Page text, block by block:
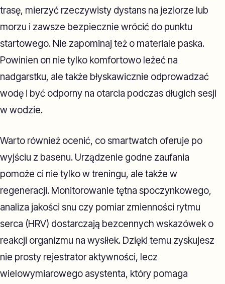
trasę, mierzyć rzeczywisty dystans na jeziorze lub
morzu i zawsze bezpiecznie wrócić do punktu
startowego. Nie zapominaj też o materiale paska.
Powinien on nie tylko komfortowo leżeć na
nadgarstku, ale także błyskawicznie odprowadzać
wodę i być odporny na otarcia podczas długich sesji
w wodzie.
Warto również ocenić, co smartwatch oferuje po
wyjściu z basenu. Urządzenie godne zaufania
pomoże ci nie tylko w treningu, ale także w
regeneracji. Monitorowanie tętna spoczynkowego,
analiza jakości snu czy pomiar zmienności rytmu
serca (HRV) dostarczają bezcennych wskazówek o
reakcji organizmu na wysiłek. Dzięki temu zyskujesz
nie prosty rejestrator aktywności, lecz
wielowymiarowego asystenta, który pomaga